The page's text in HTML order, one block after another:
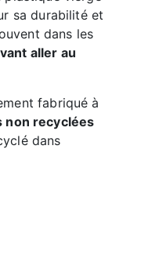
sa durabilité et
dans les
aller au
fabriqué à
non recyclées
dans